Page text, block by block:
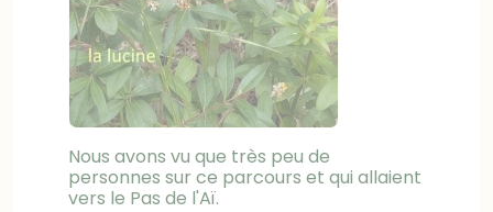
Nous avons vu que très peu de
personnes sur ce parcours et qui allaient
vers le Pas de l'Aï.